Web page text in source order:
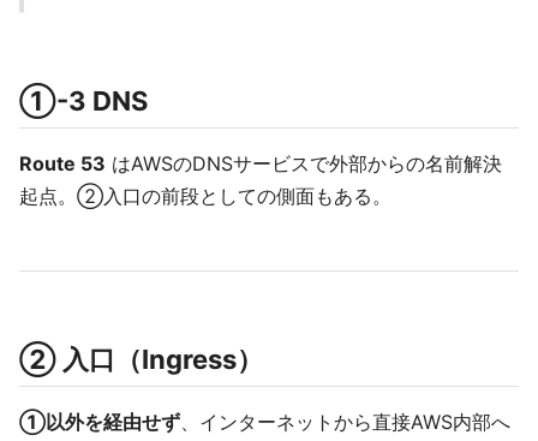
①-3 DNS
Route 53 はAWSのDNSサービスで外部からの名前解決
起点。②入口の前段としての側面もある。
② 入口（Ingress）
①以外を経由せず、インターネットから直接AWS内部へ